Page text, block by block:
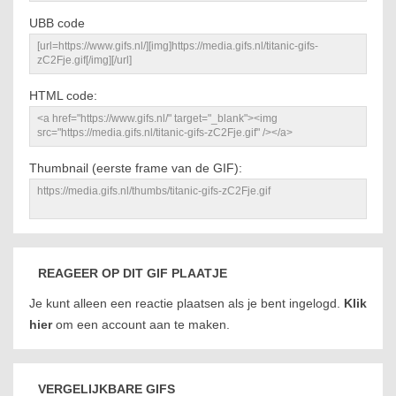
UBB code
HTML code:
Thumbnail (eerste frame van de GIF):
REAGEER OP DIT GIF PLAATJE
Je kunt alleen een reactie plaatsen als je bent ingelogd. Klik
hierom een account aan te maken.
VERGELIJKBARE GIFS